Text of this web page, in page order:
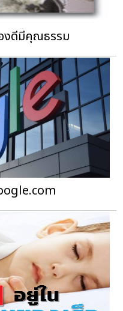
งดีมีคุณธรรม